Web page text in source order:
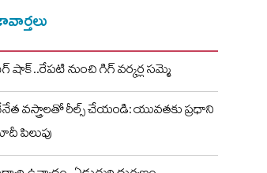
షాక్..రేపటి నుంచి గిగ్ వర్కర్ల సమ్మె
వస్త్రాలతో రీల్స్ చేయండి: యువతకు ప్రధాని
పిలుపు